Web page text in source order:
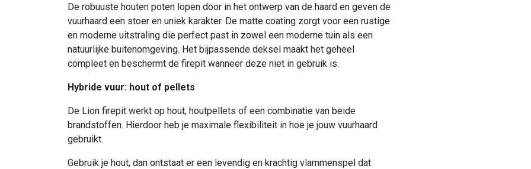
De robuuste houten poten lopen door in het ontwerp van de haard en geven de
vuurhaard een stoer en uniek karakter. De matte coating zorgt voor een rustige
en moderne uitstraling die perfect past in zowel een moderne tuin als een
natuurlijke buitenomgeving. Het bijpassende deksel maakt het geheel
compleet en beschermt de firepit wanneer deze niet in gebruik is.
Hybride vuur: hout of pellets
De Lion firepit werkt op hout, houtpellets of een combinatie van beide
brandstoffen. Hierdoor heb je maximale flexibiliteit in hoe je jouw vuurhaard
gebruikt.
Gebruik je hout, dan ontstaat er een levendig en krachtig vlammenspel dat